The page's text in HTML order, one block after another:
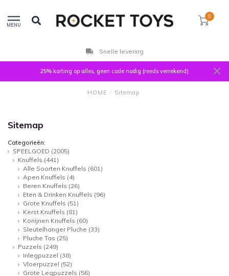
MENU
0
Snelle levering
25% korting op alles, geen code nodig (reeds verrekend)
HOME / Sitemap
Sitemap
Categorieën:
SPEELGOED (2005)
Knuffels (441)
Alle Soorten Knuffels (601)
Apen Knuffels (4)
Beren Knuffels (26)
Eten & Drinken Knuffels (96)
Grote Knuffels (51)
Kerst Knuffels (81)
Konijnen Knuffels (60)
Sleutelhanger Pluche (33)
Pluche Tas (25)
Puzzels (249)
Inlegpuzzel (38)
Vloerpuzzel (52)
Grote Legpuzzels (56)